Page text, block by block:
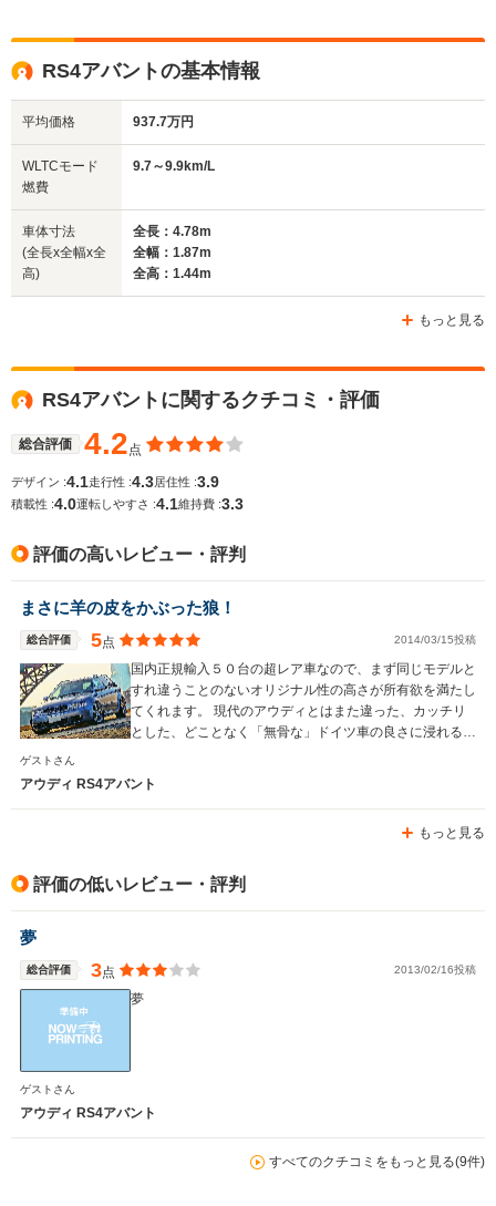
サイズ
(全長x全幅x全高)
WLTCモード
燃費
1.41m～1.42m
全幅
1.83m
7.5km/L
RS4アバントの基本情報
平均価格 937.7万円
WLTCモード
燃費
9.7～9.9km/L
車体寸法
(全長x全幅x全
高)
全長：4.78m
全幅：1.87m
全高：1.44m
もっと見る
RS4アバントに関するクチコミ・評価
総合評価 4.2点
デザイン :4.1走行性 :4.3居住性 :3.9
積載性 :4.0運転しやすさ :4.1維持費 :3.3
評価の高いレビュー・評判
まさに羊の皮をかぶった狼！
総合評価 5点 2014/03/15投稿
国内正規輸入５０台の超レア車なので、まず同じモデルと
すれ違うことのないオリジナル性の高さが所有欲を満たし
てくれます。 現代のアウディとはまた違った、カッチリ
とした、どことなく「無骨な」ドイツ車の良さに浸れる車
ゲストさん
アウディ RS4アバント
もっと見る
評価の低いレビュー・評判
夢
総合評価 3点 2013/02/16投稿
夢
ゲストさん
アウディ RS4アバント
すべてのクチコミをもっと見る(9件)